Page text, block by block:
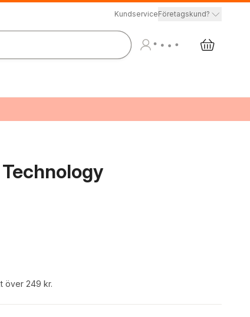
KundserviceFöretagskund?
över 249 kr.